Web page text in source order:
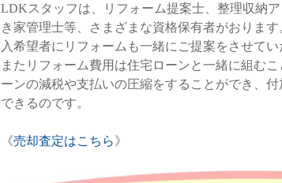
LDKスタッフは、リフォーム提案士、整理収納
き家管理士等、さまざまな資格保有者がおりま
入希望者にリフォームも一緒にご提案をさせて
またリフォーム費用は住宅ローンと一緒に組むこ
ーンの減税や支払いの圧縮をすることができ、
できるのです。
《売却査定はこちら》